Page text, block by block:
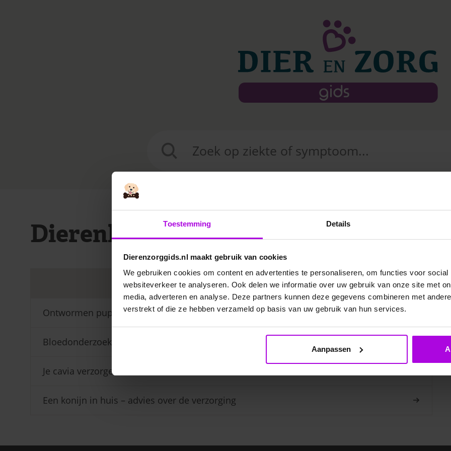
Toestemming Details
Dierenzorggids.nl maakt gebruik van cookies
We gebruiken cookies om content en advertenties te personaliseren, om functies voor
websiteverkeer te analyseren. Ook delen we informatie over uw gebruik van onze site met
media, adverteren en analyse. Deze partners kunnen deze gegevens combineren met
verstrekt of die ze hebben verzameld op basis van uw gebruik van hun services.
Aanpassen
naar:
Dierenkliniek Avonturia
Veelgestelde vragen
Ontwormen pup
Bloedonderzoek bij hond en kat
Je cavia verzorgen
Een konijn in huis – advies over de verzorging